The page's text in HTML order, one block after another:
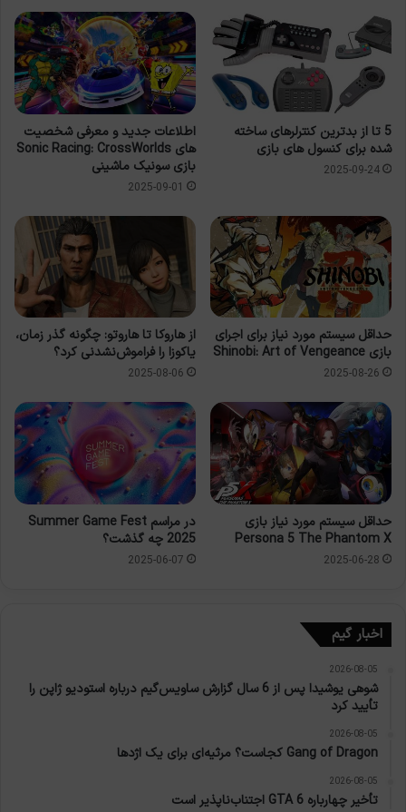
5 تا از بدترین کنترلرهای ساخته
شده برای کنسول های بازی
2025-09-24
اطلاعات جدید و معرفی شخصیت
های Sonic Racing: CrossWorlds
بازی سونیک ماشینی
2025-09-01
حداقل سیستم مورد نیاز برای اجرای
بازی Shinobi: Art of Vengeance
2025-08-26
از هاروکا تا هاروتو: چگونه گذر زمان،
یاکوزا را فراموش‌نشدنی کرد؟
2025-08-06
حداقل سیستم مورد نیاز بازی
Persona 5 The Phantom X
2025-06-28
در مراسم Summer Game Fest
2025 چه گذشت؟
2025-06-07
اخبار گیم
2026-08-05
شوهی یوشیدا پس از 6 سال گزارش ساویس‌گیم درباره استودیو ژاپن را
تأیید کرد
2026-08-05
Gang of Dragon کجاست؟ مرثیه‌ای برای یک اژدها
2026-08-05
تأخیر چهارباره GTA 6 اجتناب‌ناپذیر است